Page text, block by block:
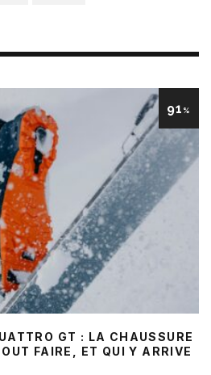
91 %
GT : LA CHAUSSURE
FAIRE, ET QUI Y ARRIVE